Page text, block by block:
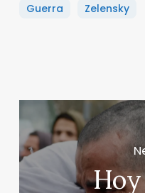
Guerra Zelensky